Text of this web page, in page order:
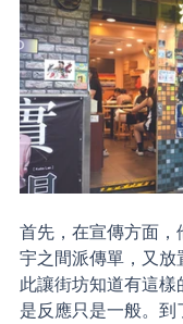
首先，在宣傳方面，
宇之間派傳單，又放
此讓街坊知道有這樣
是反應只是一般。到